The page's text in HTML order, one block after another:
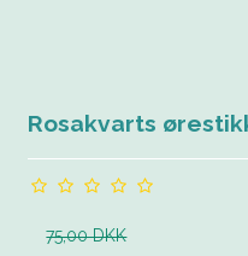
Rosakvarts
75,00 DKK